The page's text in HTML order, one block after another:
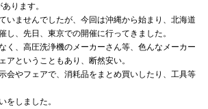
ります。
いませんでしたが、今回は沖縄から始まり、北海道
し、先日、東京での開催に行ってきました。
く、高圧洗浄機のメーカーさん等、色んなメーカー
アということもあり、断然安い。
会やフェアで、消耗品をまとめ買いしたり、工具等
をしました。